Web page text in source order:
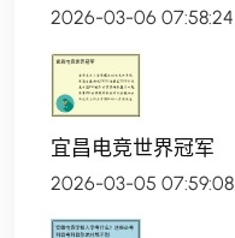
2026-03-06 07:58:24
宜昌电竞世界冠军
2026-03-05 07:59:08